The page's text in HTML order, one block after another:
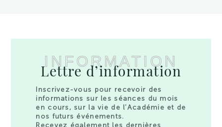
INFORMATION
Lettre d’information
Inscrivez-vous pour recevoir des
informations sur les séances du mois
en cours, sur la vie de l’Académie et de
nos futurs événements.
Recevez également les dernières